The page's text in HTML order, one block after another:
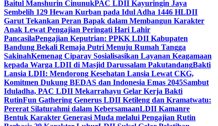
Baitul Manshurin CinunukPAC LDII Kayuringin Jaya
Sembelih 129 Hewan Kurban pada Idul Adha 1446 HLDII
Garut Tekankan Peran Bapak dalam Membangun Karakter
Anak Lewat Pengajian Peringati Hari Lahir
PancasilaPengajian Keputrian: PPKK LDII Kabupaten
Bandung Bekali Remaja Putri Menuju Rumah Tangga
SakinahKemenag Ciparay Sosialisasikan Layanan Keagamaan
kepada Warga LDII di Masjid Darussalam PakutandangBakti
Lansia LDII: Mendorong Kesehatan Lansia Lewat CKG,
Komitmen Dukung BEDAS dan Indonesia Emas 2045Sambut
Iduladha, PAC LDII Mekarrahayu Gelar Kerja Bakti
RutinFun Gathering Generus LDII Ketileng dan Kramatwatu:
Pererat Silaturahmi dalam KebersamaanLDII Kamanre
Bentuk Karakter Generasi Muda melalui Pengajian Rutin